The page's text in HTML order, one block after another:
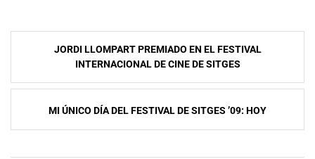
Navegación
entradas
JORDI LLOMPART PREMIADO EN EL FESTIVAL
INTERNACIONAL DE CINE DE SITGES
MI ÚNICO DÍA DEL FESTIVAL DE SITGES ’09: HOY